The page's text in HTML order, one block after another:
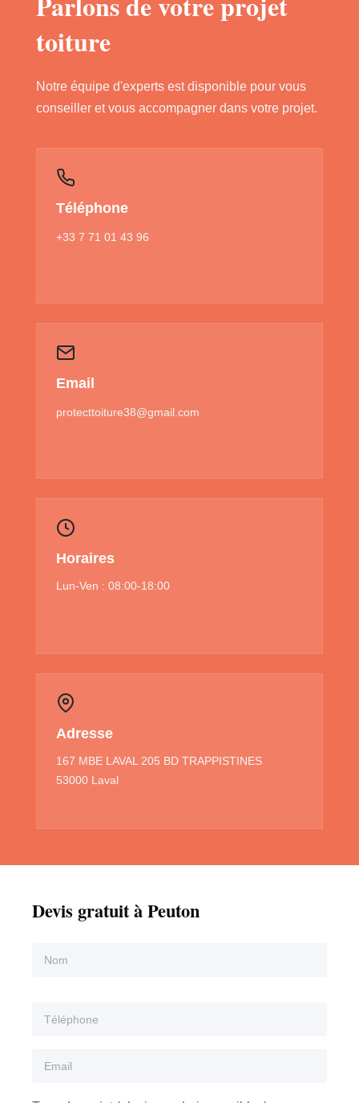
toiture
Notre équipe d'experts est disponible pour vous
conseiller et vous accompagner dans votre projet.
Téléphone
+33 7 71 01 43 96
Email
protecttoiture38@gmail.com
Horaires
Lun-Ven : 08:00-18:00
Adresse
167 MBE LAVAL 205 BD TRAPPISTINES
53000 Laval
Devis gratuit à Peuton